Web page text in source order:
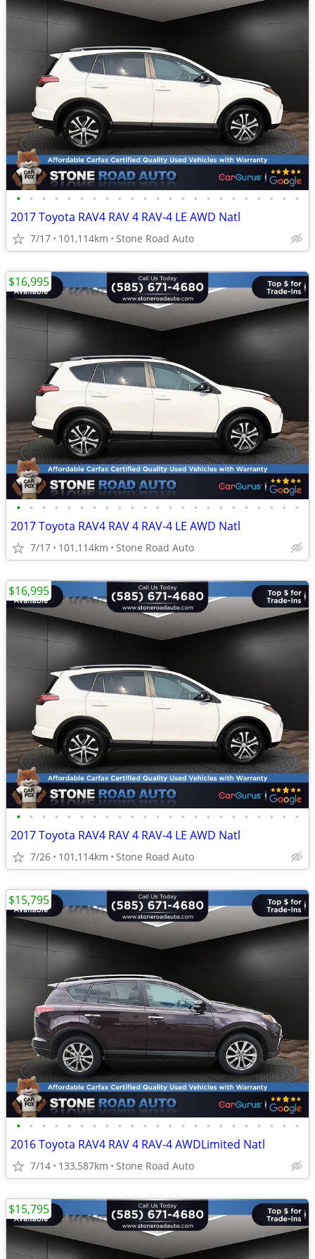
• • • • • • • • • • • • • • • • • • • • • • •
2017 Toyota RAV4 RAV 4 RAV-4 LE AWD Natl
7/17 101,114km Stone Road Auto
• • • • • • • • • • • • • • • • • • • • • • •
2017 Toyota RAV4 RAV 4 RAV-4 LE AWD Natl
7/17 101,114km Stone Road Auto
$16,995
• • • • • • • • • • • • • • • • • • • • • • •
2017 Toyota RAV4 RAV 4 RAV-4 LE AWD Natl
7/26 101,114km Stone Road Auto
$16,995
• • • • • • • • • • • • • • • • • • • • • • •
2016 Toyota RAV4 RAV 4 RAV-4 AWDLimited Natl
7/14 133,587km Stone Road Auto
$15,795
$15,795